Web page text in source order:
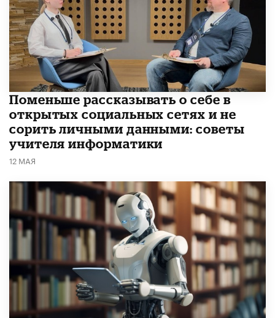
Поменьше рассказывать о себе в
открытых социальных сетях и не
сорить личными данными: советы
учителя информатики
12 МАЯ